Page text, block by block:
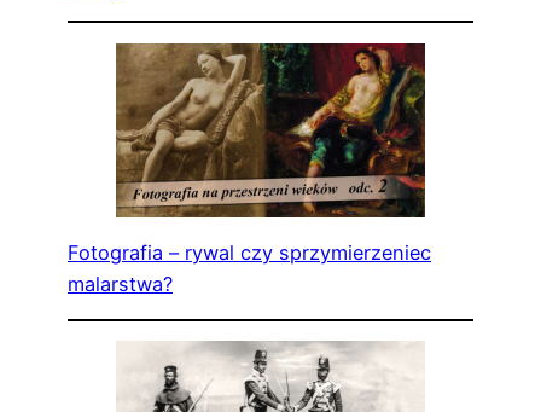
Fotografia – rywal czy sprzymierzeniec
malarstwa?